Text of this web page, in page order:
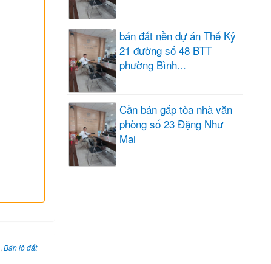
, Bán lô đất
bán đất nền dự án Thế Kỷ
21 đường số 48 BTT
phường Bình...
Cần bán gấp tòa nhà văn
phòng số 23 Đặng Như
Mai